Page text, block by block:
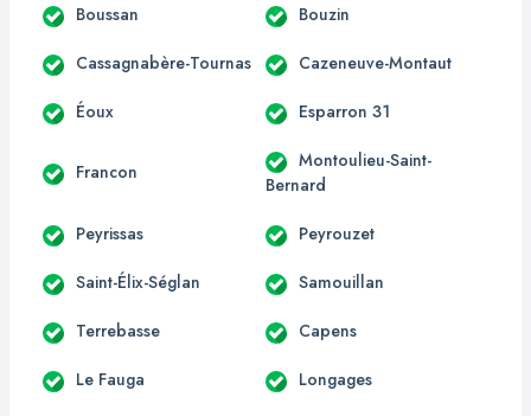
Boussan Bouzin
Cassagnabère-Tournas Cazeneuve-Montaut
Éoux Esparron 31
Francon
Montoulieu-Saint-
Bernard
Peyrissas Peyrouzet
Saint-Élix-Séglan Samouillan
Terrebasse Capens
Le Fauga Longages